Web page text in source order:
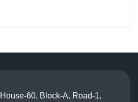
House-60, Block-A, Road-1,